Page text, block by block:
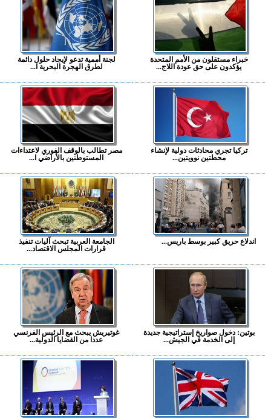
خبراء مستقلون من الأمم المتحدة
يؤكدون على حق عودة اللاج...
لجنة أممية تدعو لإيجاد حلول دائمة
لطرق الهجرة البحرية ا...
تركيا تجري محادثات دولية لإنشاء
محطتين نوويتين...
مصر تطالب بالوقف الفوري لاعتداءات
المستوطنين بالأراضي ا...
اندلاع حريق كبير بوسط باريس...
الجامعة العربية تبحث آليات تنفيذ
قرارات المجلس الاقتصاد...
بوتين: دخول صواريخ إستراتيجية جديدة
إلى الخدمة في الجيش...
غوتيريش يبحث مع الرئيس الفرنسي
عددا من القضايا الدولية...